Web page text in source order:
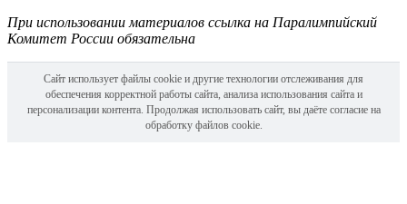
При использовании материалов ссылка на Паралимпийский
Комитет России обязательна
Сайт использует файлы cookie и другие технологии отслеживания для
обеспечения корректной работы сайта, анализа использования сайта и
персонализации контента. Продолжая использовать сайт, вы даёте согласие на
обработку файлов cookie.